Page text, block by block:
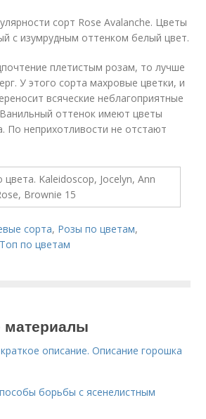
сорт Rose Avalanche. Цветы
с изумрудным оттенком белый цвет.
плетистым розам, то лучше
У этого сорта махровые цветки, и
всяческие неблагоприятные
оттенок имеют цветы
По неприхотливости не отстают
сорта, Розы по цветам,
Топ по цветам
описание. Описание горошка
борьбы с ясенелистным